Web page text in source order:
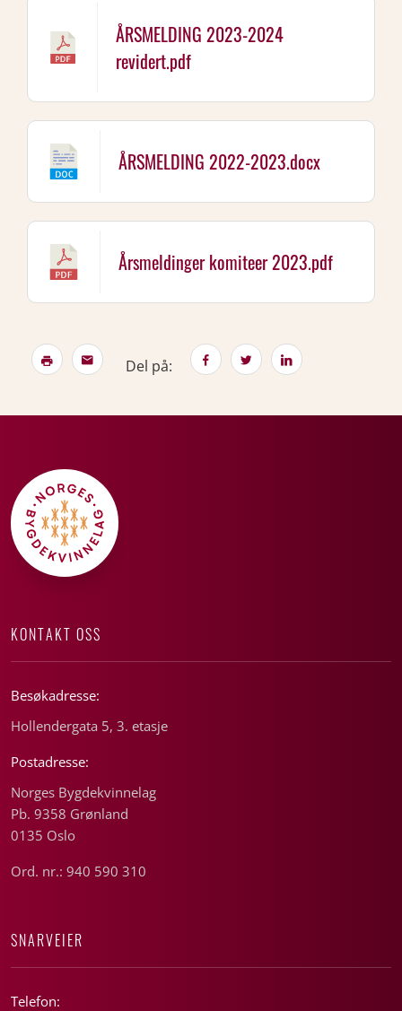
ÅRSMELDING 2023-2024
revidert.pdf
ÅRSMELDING 2022-2023.docx
Årsmeldinger komiteer 2023.pdf
Del på:
KONTAKT OSS
Besøkadresse:
Hollendergata 5, 3. etasje
Postadresse:
Norges Bygdekvinnelag
Pb. 9358 Grønland
0135 Oslo
Ord. nr.: 940 590 310
SNARVEIER
Telefon: